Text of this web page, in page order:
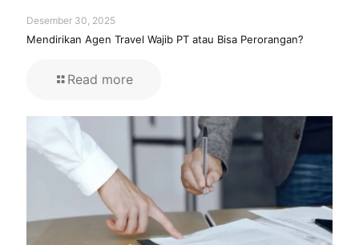
Desember 30, 2025
Mendirikan Agen Travel Wajib PT atau Bisa Perorangan?
Read more